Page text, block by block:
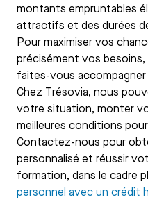
montants empruntables
attractifs et des durées
Pour maximiser vos
précisément vos
faites-vous accompagner
Chez Trésovia, nous
votre situation, monter
meilleures conditions
Contactez-nous pour
personnalisé et réussir
formation, dans le cadre
personnel avec un crédit